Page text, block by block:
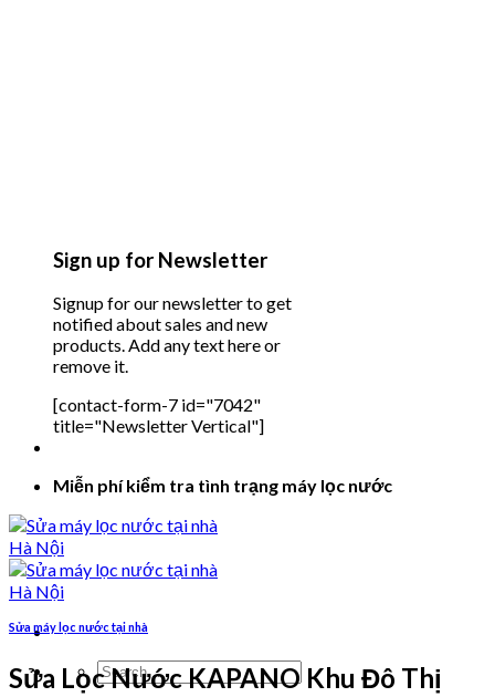
Sign up for Newsletter
Signup for our newsletter to get
notified about sales and new
products. Add any text here or
remove it.
[contact-form-7 id="7042"
title="Newsletter Vertical"]
Miễn phí kiểm tra tình trạng máy lọc nước
Search
for:
Sửa máy lọc nước tại nhà
Sửa Lọc Nước KAPANO Khu Đô Thị